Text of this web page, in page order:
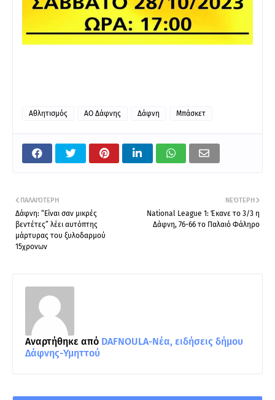
Αθλητισμός ΑΟ Δάφνης Δάφνη Μπάσκετ
ΝΕΌΤΕΡΗ
National League 1: Έκανε το 3/3 η
Δάφνη, 76-66 το Παλαιό Φάληρο
ΠΑΛΑΙΌΤΕΡΗ
Δάφνη: “Είναι σαν μικρές
βεντέτες” λέει αυτόπτης
μάρτυρας του ξυλοδαρμού
15χρονων
Αναρτήθηκε από DAFNOULA-Νέα, ειδήσεις δήμου
Δάφνης-Υμηττού